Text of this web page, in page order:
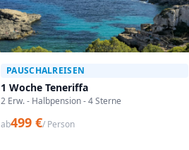
PAUSCHALREISEN
1 Woche Teneriffa
2 Erw. - Halbpension - 4 Sterne
ab499 €/ Person